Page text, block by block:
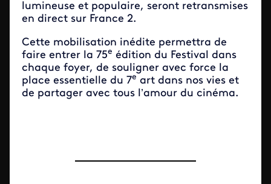
lumineuse et populaire, seront retransmises
en direct sur France 2.
Cette mobilisation inédite permettra de
faire entrer la 75e édition du Festival dans
chaque foyer, de souligner avec force la
place essentielle du 7e art dans nos vies et
de partager avec tous l’amour du cinéma.